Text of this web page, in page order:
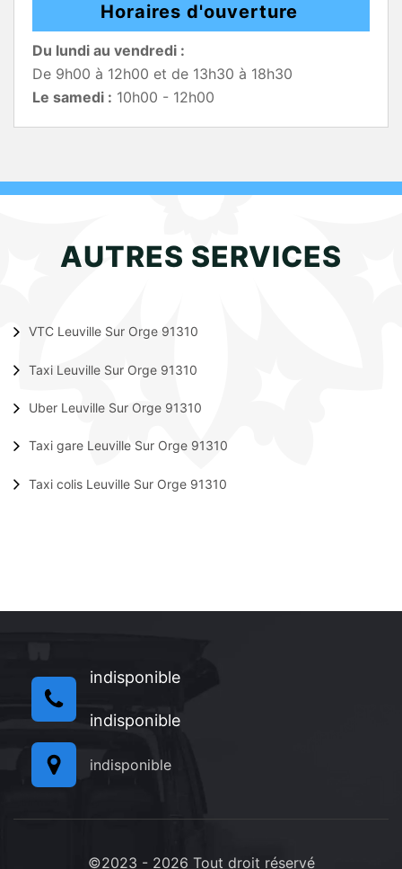
Horaires d'ouverture
Du lundi au vendredi :
De 9h00 à 12h00 et de 13h30 à 18h30
Le samedi : 10h00 - 12h00
AUTRES SERVICES
VTC Leuville Sur Orge 91310
Taxi Leuville Sur Orge 91310
Uber Leuville Sur Orge 91310
Taxi gare Leuville Sur Orge 91310
Taxi colis Leuville Sur Orge 91310
indisponible
indisponible
indisponible
©2023 - 2026 Tout droit réservé